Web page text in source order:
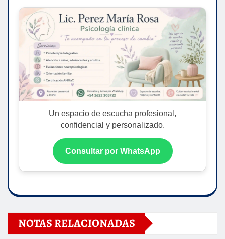
Un espacio de escucha profesional,
confidencial y personalizado.
Consultar por WhatsApp
NOTAS RELACIONADAS